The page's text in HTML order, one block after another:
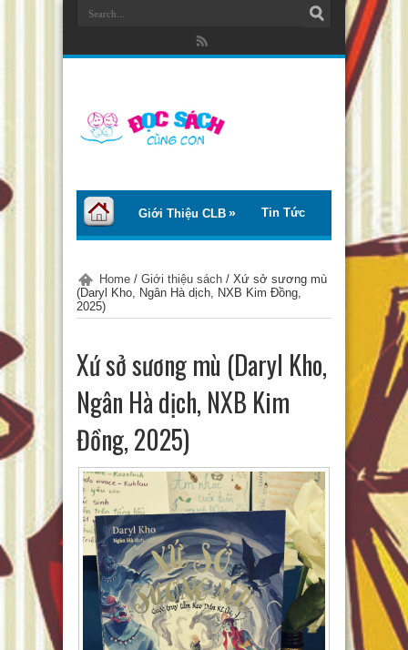
Giới Thiệu CLB Tin Tức
Tư Vấn – Chia Sẻ Thơ – Truyện
Trại Hè Thanh Thiếu Nhi EcoCamp
Home / Giới thiệu sách / Xứ sở sương mù
(Daryl Kho, Ngân Hà dịch, NXB Kim Đồng,
2025)
Xứ sở sương mù (Daryl Kho,
Ngân Hà dịch, NXB Kim
Đồng, 2025)